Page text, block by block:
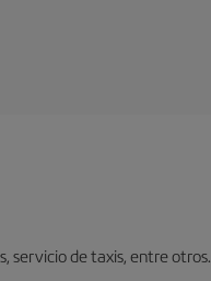
servicio de taxis, entre otros.